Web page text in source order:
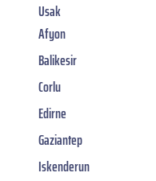
Usak
Afyon
Balikesir
Corlu
Edirne
Gaziantep
Iskenderun